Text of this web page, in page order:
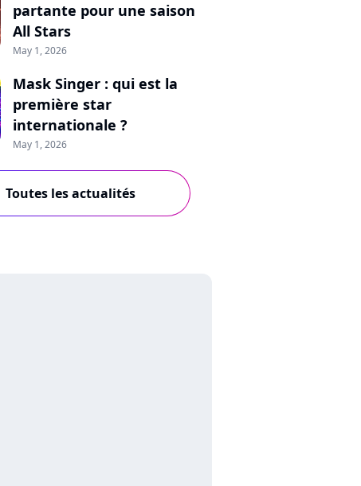
partante pour une saison
All Stars
May 1, 2026
Mask Singer : qui est la
première star
internationale ?
May 1, 2026
Toutes les actualités